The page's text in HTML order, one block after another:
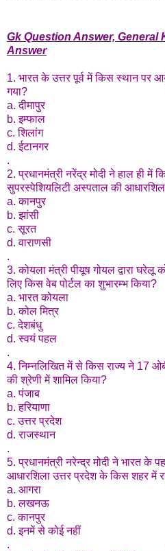
Gk Question Answer, General
Answer
1. भारत के उत्तर पूर्व में किस स्थान पर
गया?
a. दीमापुर
b. इम्फाल
c. शिलांग
d. ईटानगर
.
2. प्रधानमंत्री नरेंद्र मोदी ने हाल ही
सुपरस्पेशियलिटी अस्पताल की
a. कानपुर
b. झांसी
c. सूरत
d. वाराणसी
.
3. कोयला मंत्री पीयूष गोयल द्वारा
लिए किस वेब पोर्टल का शुभारम्भ किया?
a. भारत कोयला
b. कोल मित्र
c. देशबंधु
d. स्वयं पहल
.
4. निम्नलिखित में से किस राज्य ने 17
की श्रेणी में शामिल किया?
a. पंजाब
b. हरियाणा
c. उत्तर प्रदेश
d. राजस्थान
.
5. प्रधानमंत्री नरेन्द्र मोदी ने भारत के
आधारशिला उत्तर प्रदेश के किस शहर में
a. आगरा
b. लखनऊ
c. कानपुर
d. इनमें से कोई नहीं
.